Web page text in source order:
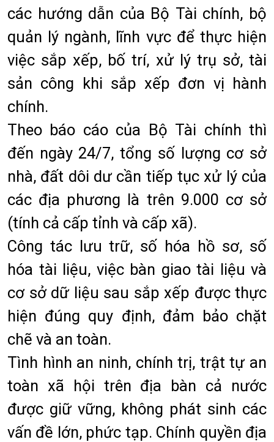
các hướng dẫn của Bộ Tài chính, bộ
quản lý ngành, lĩnh vực để thực hiện
việc sắp xếp, bố trí, xử lý trụ sở, tài
sản công khi sắp xếp đơn vị hành
chính.
Theo báo cáo của Bộ Tài chính thì
đến ngày 24/7, tổng số lượng cơ sở
nhà, đất dôi dư cần tiếp tục xử lý của
các địa phương là trên 9.000 cơ sở
(tính cả cấp tỉnh và cấp xã).
Công tác lưu trữ, số hóa hồ sơ, số
hóa tài liệu, việc bàn giao tài liệu và
cơ sở dữ liệu sau sắp xếp được thực
hiện đúng quy định, đảm bảo chặt
chẽ và an toàn.
Tình hình an ninh, chính trị, trật tự an
toàn xã hội trên địa bàn cả nước
được giữ vững, không phát sinh các
vấn đề lớn, phức tạp. Chính quyền địa